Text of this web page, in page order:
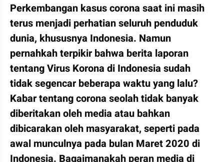
Perkembangan kasus corona saat ini masih
terus menjadi perhatian seluruh penduduk
dunia, khususnya Indonesia. Namun
pernahkah terpikir bahwa berita laporan
tentang Virus Korona di Indonesia sudah
tidak segencar beberapa waktu yang lalu?
Kabar tentang corona seolah tidak banyak
diberitakan oleh media atau bahkan
dibicarakan oleh masyarakat, seperti pada
awal munculnya pada bulan Maret 2020 di
Indonesia. Bagaimanakah peran media di